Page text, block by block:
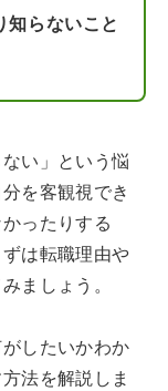
知らないこと
い」という悩
を客観視でき
ったりする
は転職理由や
ましょう。
したいかわか
法を解説しま